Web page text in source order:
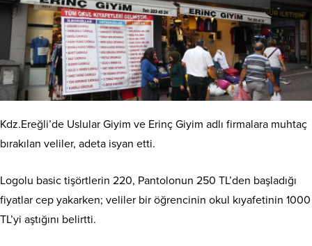
Kdz.Ereğli’de Uslular Giyim ve Erinç Giyim adlı firmalara muhtaç
bırakılan veliler, adeta isyan etti.
Logolu basic tişörtlerin 220, Pantolonun 250 TL’den başladığı
fiyatlar cep yakarken; veliler bir öğrencinin okul kıyafetinin 1000
TL’yi aştığını belirtti.